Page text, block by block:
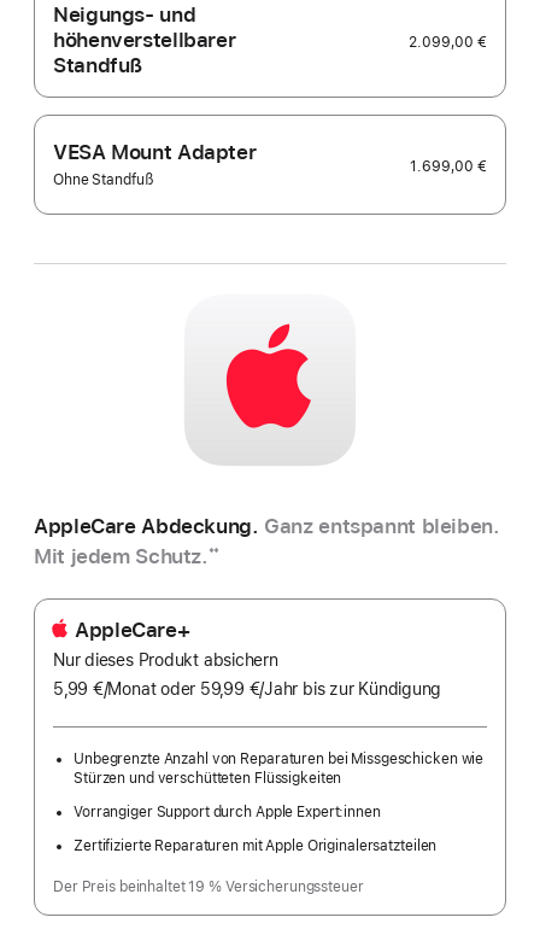
Neigungs- und
höhenverstellbarer
Standfuß
2.099,00 €
VESA Mount Adapter
Ohne Standfuß
1.699,00 €
AppleCare Abdeckung. Ganz entspannt bleiben.
Mit jedem Schutz. **
AppleCare+
Nur dieses Produkt absichern
5,99 €/Monatpro
oder 59,99 €/Jahr Pro
bis zur Kündigung
Unbegrenzte Anzahl von Reparaturen bei Missgeschicken wie
Stürzen und verschütteten Flüssigkeiten
Vorrangiger Support durch Apple Expert:innen
Zertifizierte Reparaturen mit Apple Originalersatzteilen
Der Preis beinhaltet 19 % Versicherungssteuer